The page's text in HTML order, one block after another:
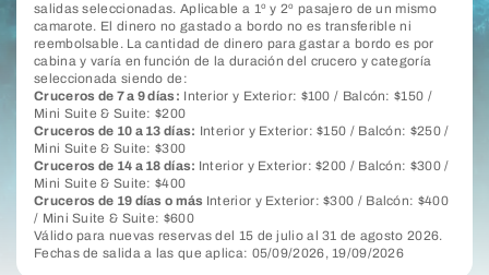
salidas seleccionadas. Aplicable a 1º y 2º pasajero de un mismo
camarote. El dinero no gastado a bordo no es transferible ni
reembolsable. La cantidad de dinero para gastar a bordo es por
cabina y varía en función de la duración del crucero y categoría
seleccionada siendo de:
Cruceros de 7 a 9 días: Interior y Exterior: $100 / Balcón: $150 /
Mini Suite & Suite: $200
Cruceros de 10 a 13 días: Interior y Exterior: $150 / Balcón: $250 /
Mini Suite & Suite: $300
Cruceros de 14 a 18 días: Interior y Exterior: $200 / Balcón: $300 /
Mini Suite & Suite: $400
Cruceros de 19 días o más Interior y Exterior: $300 / Balcón: $400
/ Mini Suite & Suite: $600
Válido para nuevas reservas del 15 de julio al 31 de agosto 2026.
Fechas de salida a las que aplica: 05/09/2026, 19/09/2026